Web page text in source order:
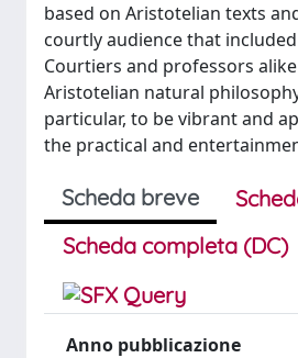
based on Aristotelian texts
courtly audience that
Courtiers and professors
Aristotelian natural
particular, to be vibrant and
the practical and
Scheda breve
Scheda completa (DC)
Anno pubblicazione